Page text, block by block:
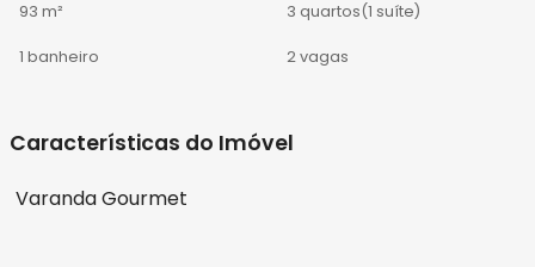
93 m² 3 quartos(1 suíte)
1 banheiro 2 vagas
Características do Imóvel
Varanda Gourmet